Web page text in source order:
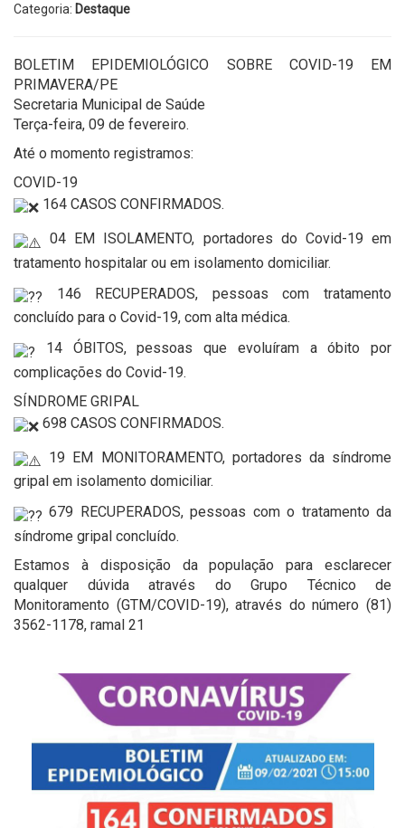
Categoria: Destaque
BOLETIM EPIDEMIOLÓGICO SOBRE COVID-19 EM
PRIMAVERA/PE
Secretaria Municipal de Saúde
Terça-feira, 09 de fevereiro.
Até o momento registramos:
COVID-19
164 CASOS CONFIRMADOS.
04 EM ISOLAMENTO, portadores do Covid-19 em
tratamento hospitalar ou em isolamento domiciliar.
146 RECUPERADOS, pessoas com tratamento
concluído para o Covid-19, com alta médica.
14 ÓBITOS, pessoas que evoluíram a óbito por
complicações do Covid-19.
SÍNDROME GRIPAL
698 CASOS CONFIRMADOS.
19 EM MONITORAMENTO, portadores da síndrome
gripal em isolamento domiciliar.
679 RECUPERADOS, pessoas com o tratamento da
síndrome gripal concluído.
Estamos à disposição da população para esclarecer
qualquer dúvida através do Grupo Técnico de
Monitoramento (GTM/COVID-19), através do número (81)
3562-1178, ramal 21